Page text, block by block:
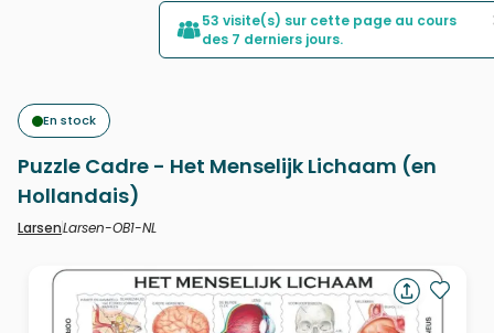
En stock
Puzzle Cadre - Het Menselijk Lichaam (en
Hollandais)
LarsenLarsen-OB1-NL
53 visite(s) sur cette page au cours
des 7 derniers jours.